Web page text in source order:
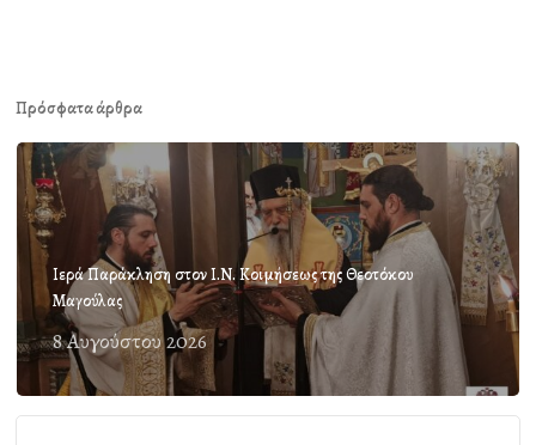
Πρόσφατα άρθρα
Ιερά Παράκληση στον Ι.Ν. Κοιμήσεως της Θεοτόκου
Μαγούλας
8 Αυγούστου 2026